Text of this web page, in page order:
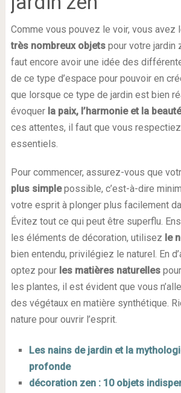
Comme vous pouvez le voir, vous avez
très nombreux objetspour votre jardin
faut encore avoir une idée des
de ce type d’espace pour pouvoir en
que lorsque ce type de jardin est bien
évoquer la paix, l’harmonie et la beauté
ces attentes, il faut que vous
essentiels.
Pour commencer, assurez-vous que
plus simplepossible, c’est-à-dire
votre esprit à plonger plus facilement
Évitez tout ce qui peut être superflu.
les éléments de décoration, utilisez le
bien entendu, privilégiez le naturel. En
optez pour les matières naturelles
les plantes, il est évident que vous
des végétaux en matière synthétique.
nature pour ouvrir l’esprit.
Les nains de jardin et la
profonde
décoration zen : 10 objets